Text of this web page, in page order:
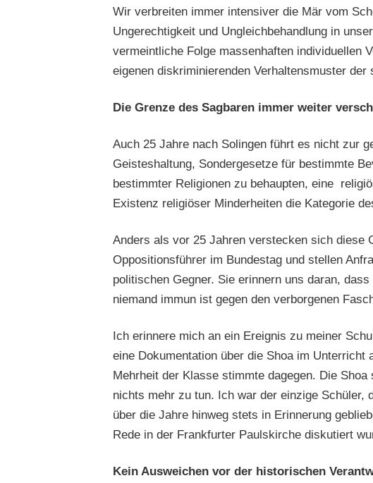
Wir verbreiten immer intensiver die Mär vom
Ungerechtigkeit und Ungleichbehandlung in
vermeintliche Folge massenhaften individuellen
eigenen diskriminierenden Verhaltensmuster
Die Grenze des Sagbaren immer weiter
Auch 25 Jahre nach Solingen führt es nicht zur
Geisteshaltung, Sondergesetze für bestimmte
bestimmter Religionen zu behaupten, eine
Existenz religiöser Minderheiten die Kategorie
Anders als vor 25 Jahren verstecken sich diese
Oppositionsführer im Bundestag und stellen
politischen Gegner. Sie erinnern uns daran,
niemand immun ist gegen den verborgenen
Ich erinnere mich an ein Ereignis zu meiner
eine Dokumentation über die Shoa im
Mehrheit der Klasse stimmte dagegen. Die
nichts mehr zu tun. Ich war der einzige
über die Jahre hinweg stets in Erinnerung
Rede in der Frankfurter Paulskirche diskutiert
Kein Ausweichen vor der historischen